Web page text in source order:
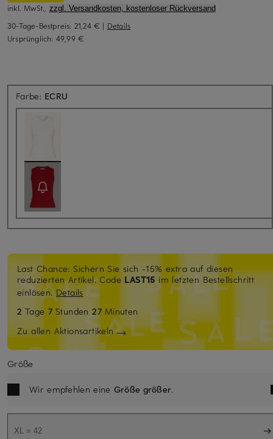
inkl. MwSt., zzgl. Versandkosten, kostenloser Rückversand
30-Tage-Bestpreis: 21,24 € | Details
Ursprünglich: 49,99 €
Farbe: ECRU
Last Chance: Sichern Sie sich -15% extra auf diesen
reduzierten Artikel. Code LAST15im letzten Bestellschritt
einlösen.Details
2 Tage7 Stunden27 Minuten
Zu allen Aktionsartikeln
Größe
Wir empfehlen eine Größe größer.
XL = 42